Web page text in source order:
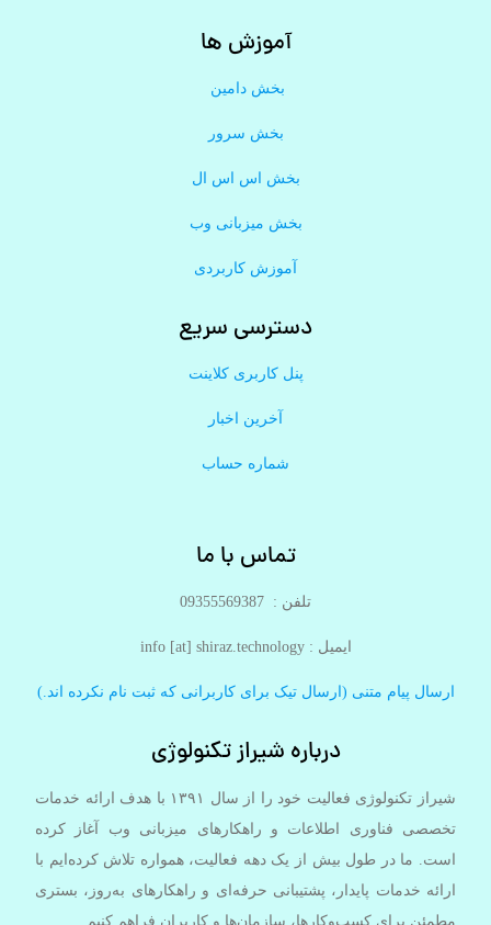
آموزش ها
بخش دامین
بخش سرور
بخش اس اس ال
بخش میزبانی وب
آموزش کاربردی
دسترسی سریع
پنل کاربری کلاینت
آخرین اخبار
شماره حساب
تماس با ما
تلفن : 09355569387
ایمیل :‌ info [at] shiraz.technology
ارسال پیام متنی (ارسال تیک برای کاربرانی که ثبت نام نکرده اند.)
درباره شیراز تکنولوژی
شیراز تکنولوژی فعالیت خود را از سال ۱۳۹۱ با هدف ارائه خدمات
تخصصی فناوری اطلاعات و راهکارهای میزبانی وب آغاز کرده
است. ما در طول بیش از یک دهه فعالیت، همواره تلاش کرده‌ایم با
ارائه خدمات پایدار، پشتیبانی حرفه‌ای و راهکارهای به‌روز، بستری
مطمئن برای کسب‌وکارها، سازمان‌ها و کاربران فراهم کنیم.